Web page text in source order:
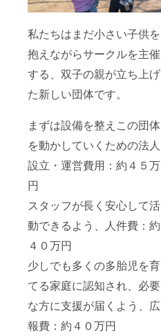
私たちはまだ小さい子供を
抱えながらサークルを主催
する、双子の親が立ち上げ
た新しい団体です。
まずは設備を整えこの団体
を動かしていくための法人
設立・運営費用：約４５万
円
スタッフが長く安心して活
動できるよう、人件費：約
４０万円
少しでも多くの多胎児を育
てる家庭に認知され、必要
な方に支援が届くよう、広
報費：約４０万円